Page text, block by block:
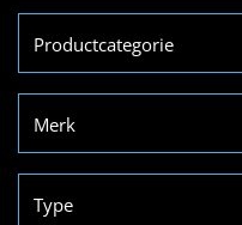
Productcategorie
Merk
Type